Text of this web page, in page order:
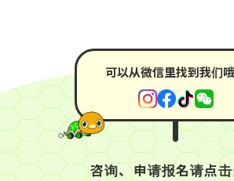
可以从微信里找到我们哦
咨询、申请报名请点